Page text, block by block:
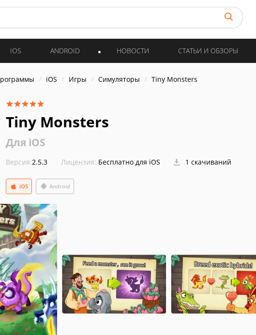
IOS ANDROID НОВОСТИ СТАТЬИ И ОБЗОРЫ
iOS Игры Симуляторы Tiny Monsters
Tiny Monsters
Для iOS
Версия:2.5.3 Лицензия: Бесплатно для iOS 1 скачиваний
Android
iOS